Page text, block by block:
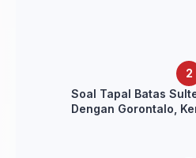
Soal Tapal Batas
Dengan Gorontalo,